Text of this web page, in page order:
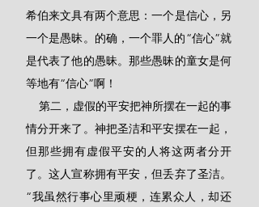
希伯来文具有两个意思：一个是信心，另
一个是愚昧。的确，一个罪人的“信心”就
是代表了他的愚昧。那些愚昧的童女是何
等地有“信心”啊！
情分开来了。神把圣洁和平安摆在一起，
但那些拥有虚假平安的人将这两者分开
了。这人宣称拥有平安，但丢弃了圣洁。
“我虽然行事心里顽梗，连累众人，却还